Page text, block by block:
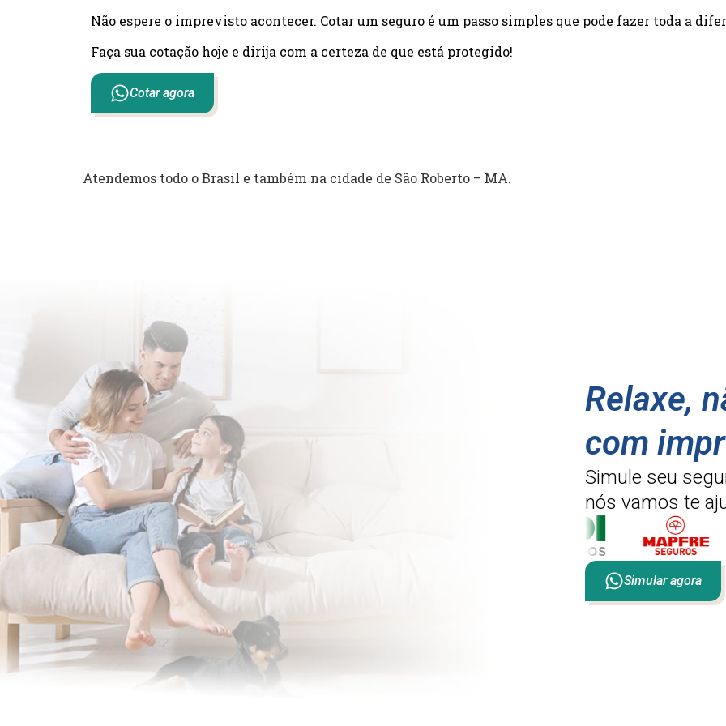
Não espere o imprevisto acontecer. Cotar um seguro é um passo simples que pode fazer toda a
Faça sua cotação hoje e dirija com a certeza de que está protegido!
Cotar agora
Atendemos todo o Brasil e também na cidade de São Roberto – MA.
Relaxe,
com
Simule seu
nós vamos te
Simular agora